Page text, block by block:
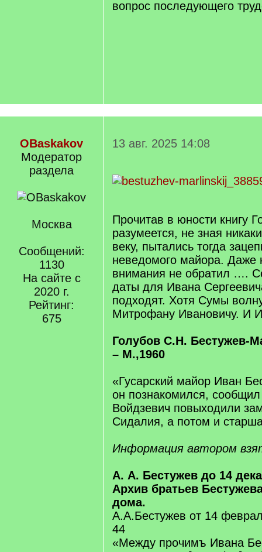
вопрос последующего
OBaskakov
Модератор
раздела
Москва
Сообщений:
1130
На сайте с
2020 г.
Рейтинг:
675
13 авг. 2025 14:08
Прочитав в юности книгу
разумеется, не зная
веку, пытались тогда
неведомого майора.
внимания не обратил ….
даты для Ивана
подходят. Хотя Сумы
Митрофану Ивановичу. И
Голубов С.Н. Бестужев-
– М.,1960
«Гусарский майор Иван
он познакомился,
Войдзевич повыходили
Сидалия, а потом и
Информация автором
А. А. Бестужев до 14
Архив братьев
дома.
А.А.Бестужев от 14
44
«Между прочимъ Ивана